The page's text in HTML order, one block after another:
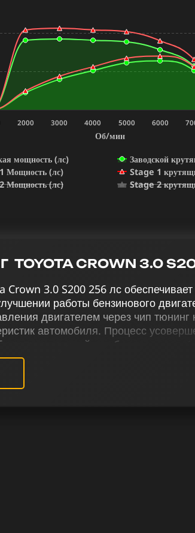
Об/мин
мощность (лс)
Заводской
Мощность (лс)
Stage 1
Мощность (лс)
Stage 2
2000 3000 4000 5000 6000
CROWN 3.0
Crown 3.0 S200 256 лс
работы бензинового
двигателем через чип
автомобиля. Процесс
лс, включающий в себя чип тюнинг
(Евро-2), отключение функции
выключение вихревых заслонок,
ограничения скорости